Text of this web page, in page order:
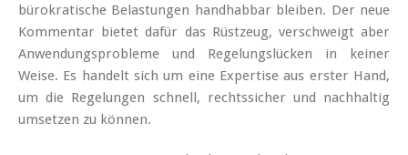
bürokratische Belastungen handhabbar bleiben. Der neue
Kommentar bietet dafür das Rüstzeug, verschweigt aber
Anwendungsprobleme und Regelungslücken in keiner
Weise. Es handelt sich um eine Expertise aus erster Hand,
um die Regelungen schnell, rechtssicher und nachhaltig
umsetzen zu können.